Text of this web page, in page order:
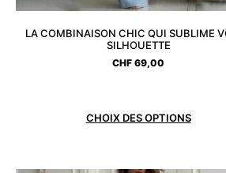
LA COMBINAISON CHIC QUI SUBLIME
SILHOUETTE
CHF 69,00
CHOIX DES OPTIONS